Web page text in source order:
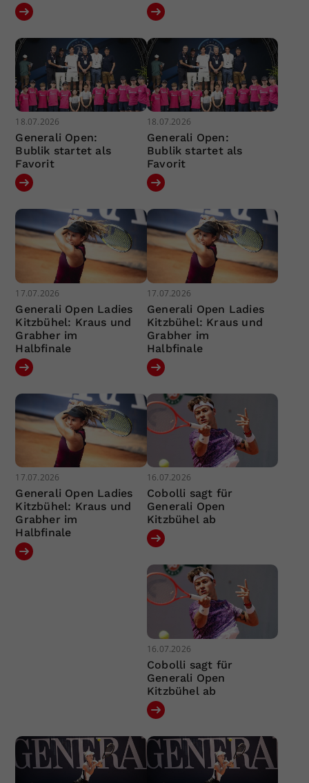
18.07.2026
Generali Open:
Bublik startet als
Favorit
18.07.2026
Generali Open:
Bublik startet als
Favorit
17.07.2026
Generali Open Ladies
Kitzbühel: Kraus und
Grabher im
Halbfinale
17.07.2026
Generali Open Ladies
Kitzbühel: Kraus und
Grabher im
Halbfinale
17.07.2026
Generali Open Ladies
Kitzbühel: Kraus und
Grabher im
Halbfinale
16.07.2026
Cobolli sagt für
Generali Open
Kitzbühel ab
16.07.2026
Cobolli sagt für
Generali Open
Kitzbühel ab